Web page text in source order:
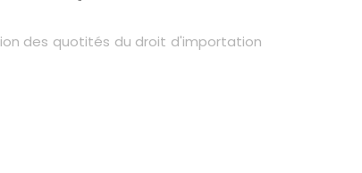
des quotités du droit d'importation